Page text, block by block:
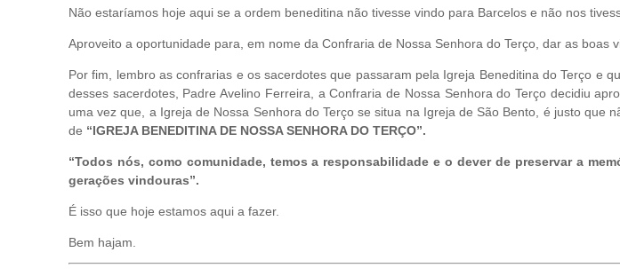
Não estaríamos hoje aqui se a ordem beneditina não tivesse vindo para Barcelos e não nos
Aproveito a oportunidade para, em nome da Confraria de Nossa Senhora do Terço, dar as
Por fim, lembro as confrarias e os sacerdotes que passaram pela Igreja Beneditina do Terço e
desses sacerdotes, Padre Avelino Ferreira, a Confraria de Nossa Senhora do Terço decidiu
uma vez que, a Igreja de Nossa Senhora do Terço se situa na Igreja de São Bento, é justo
de “IGREJA BENEDITINA DE NOSSA SENHORA DO TERÇO”.
“Todos nós, como comunidade, temos a responsabilidade e o dever de preservar a
gerações vindouras”.
É isso que hoje estamos aqui a fazer.
Bem hajam.